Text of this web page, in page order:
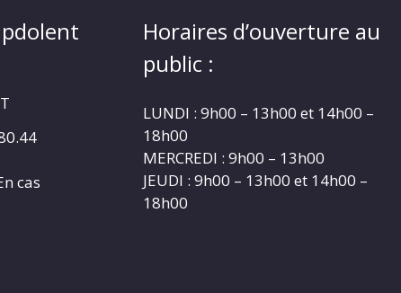
cas
Horaires d’ouverture au
public :
LUNDI : 9h00 – 13h00 et 14h00 –
18h00
MERCREDI : 9h00 – 13h00
JEUDI : 9h00 – 13h00 et 14h00 –
18h00